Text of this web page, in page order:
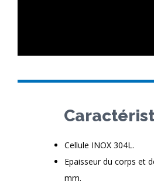
Cellule INOX 304L.
Epaisseur du corps et
mm.